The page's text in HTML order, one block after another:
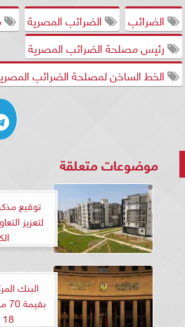
الضرائب
الضرائب المصرية
رئيس مصلحة الضرائب المصرية
الخط الساخن لمصلحة الضرائب
موضوعات متعلقة
توقيع
لتعزيز
البنك
18 يناير..التفاصيل